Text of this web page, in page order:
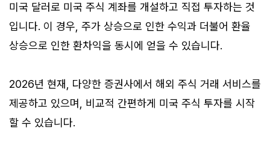
미국 달러로 미국 주식 계좌를 개설하고 직접 투자하는 것
입니다. 이 경우, 주가 상승으로 인한 수익과 더불어 환율
상승으로 인한 환차익을 동시에 얻을 수 있습니다.
2026년 현재, 다양한 증권사에서 해외 주식 거래 서비스를
제공하고 있으며, 비교적 간편하게 미국 주식 투자를 시작
할 수 있습니다.